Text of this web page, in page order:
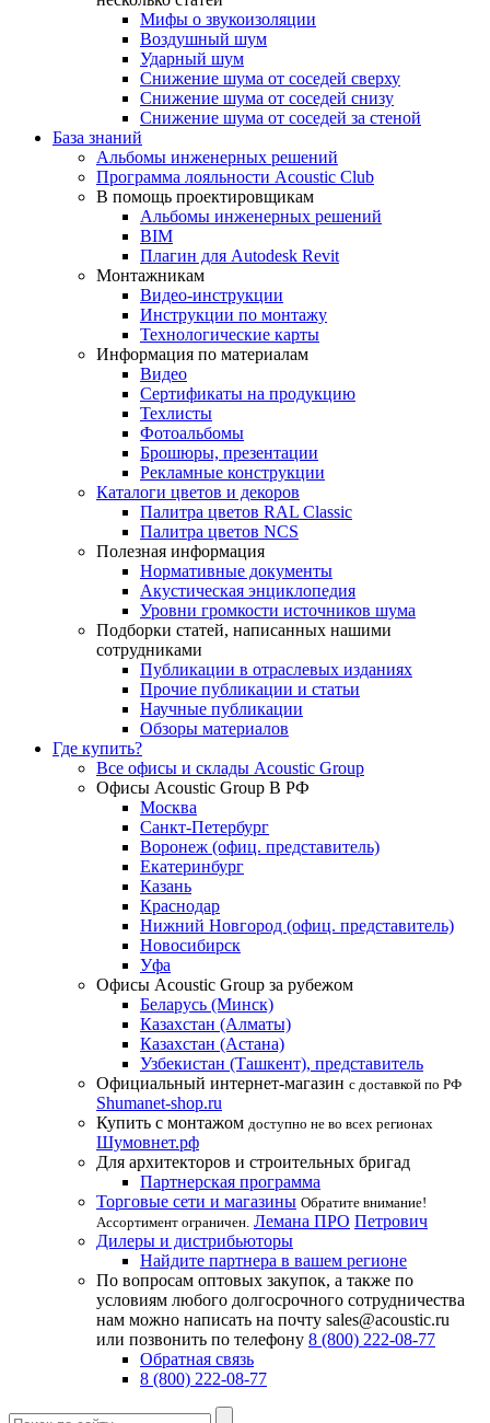
Мифы о звукоизоляции
Воздушный шум
Ударный шум
Снижение шума от соседей сверху
Снижение шума от соседей снизу
Снижение шума от соседей за стеной
База знаний
Альбомы инженерных решений
Программа лояльности Acoustic Club
В помощь проектировщикам
Альбомы инженерных решений
BIM
Плагин для Autodesk Revit
Монтажникам
Видео-инструкции
Инструкции по монтажу
Технологические карты
Информация по материалам
Видео
Сертификаты на продукцию
Техлисты
Фотоальбомы
Брошюры, презентации
Рекламные конструкции
Каталоги цветов и декоров
Палитра цветов RAL Сlassic
Палитра цветов NCS
Полезная информация
Нормативные документы
Акустическая энциклопедия
Уровни громкости источников шума
Подборки статей, написанных нашими
сотрудниками
Публикации в отраслевых изданиях
Прочие публикации и статьи
Научные публикации
Обзоры материалов
Где купить?
Все офисы и склады Acoustic Group
Офисы Acoustic Group В РФ
Москва
Санкт-Петербург
Воронеж (офиц. представитель)
Екатеринбург
Казань
Краснодар
Нижний Новгород (офиц. представитель)
Новосибирск
Уфа
Офисы Acoustic Group за рубежом
Беларусь (Минск)
Казахстан (Алматы)
Казахстан (Астана)
Узбекистан (Ташкент), представитель
Официальный интернет-магазин с доставкой по РФ
Shumanet-shop.ru
Купить с монтажом доступно не во всех регионах
Шумовнет.рф
Для архитекторов и строительных бригад
Партнерская программа
Торговые сети и магазины Обратите внимание!
Ассортимент ограничен. Лемана ПРО Петрович
Дилеры и дистрибьюторы
Найдите партнера в вашем регионе
По вопросам оптовых закупок, а также по
условиям любого долгосрочного сотрудничества
нам можно написать на почту sales@acoustic.ru
или позвонить по телефону 8 (800) 222-08-77
Обратная связь
8 (800) 222-08-77